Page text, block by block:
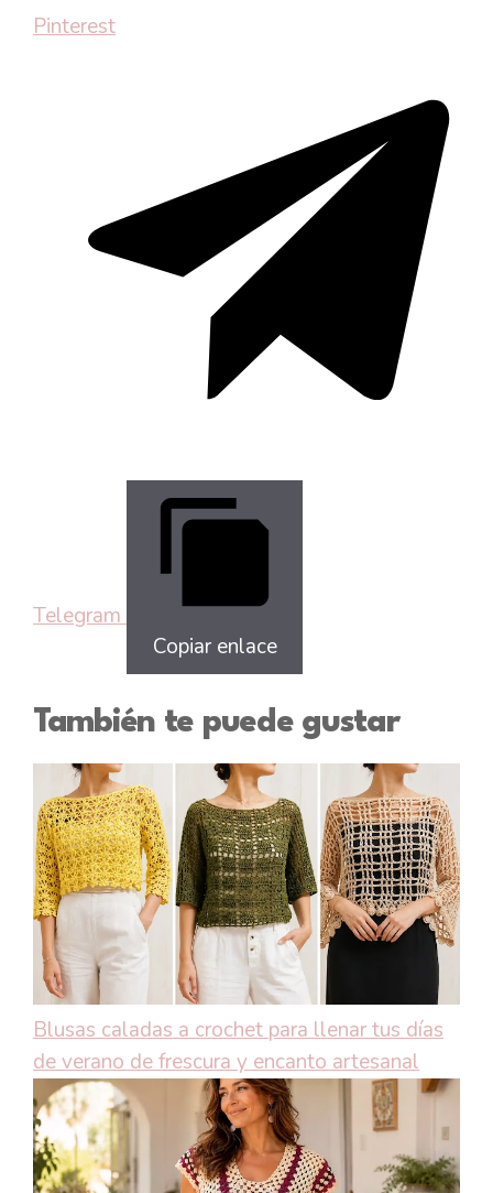
Pinterest
Telegram
Copiar enlace
También te puede gustar
Blusas caladas a crochet para llenar tus días
de verano de frescura y encanto artesanal